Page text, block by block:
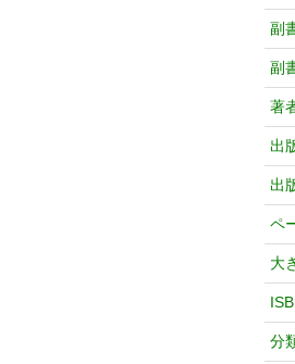
副
副
著
出
出
ペ
大
分